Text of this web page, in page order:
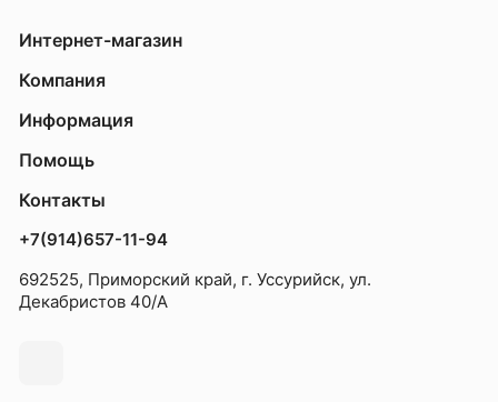
Интернет-магазин
Компания
Информация
Помощь
Контакты
+7(914)657-11-94
692525, Приморский край, г. Уссурийск, ул.
Декабристов 40/А